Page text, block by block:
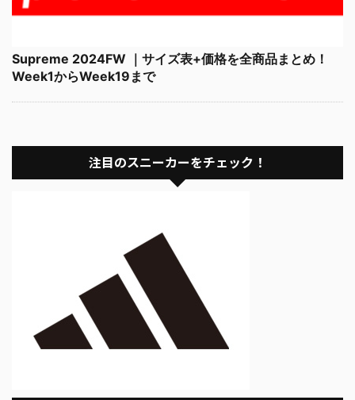
Supreme 2024FW ｜サイズ表+価格を全商品まとめ！
Week1からWeek19まで
注目のスニーカーをチェック！